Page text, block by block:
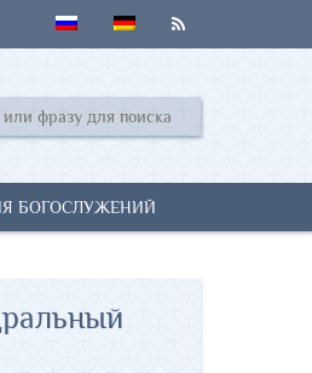
БОГОСЛУЖЕНИЙ